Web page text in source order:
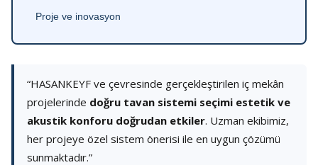
Proje ve inovasyon
“HASANKEYF ve çevresinde gerçekleştirilen iç mekân
projelerinde doğru tavan sistemi seçimi estetik ve
akustik konforu doğrudan etkiler. Uzman ekibimiz,
her projeye özel sistem önerisi ile en uygun çözümü
sunmaktadır.”